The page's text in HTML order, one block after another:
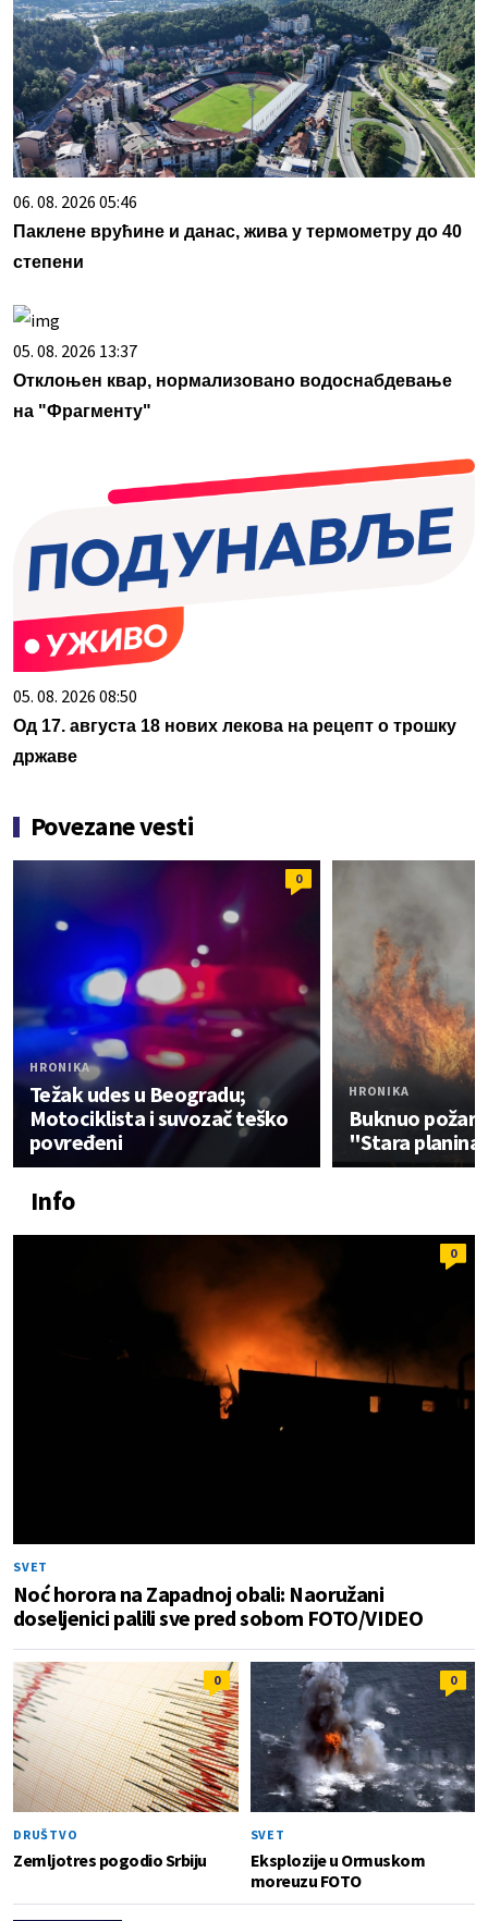
06. 08. 2026 05:46
Паклене врућине и данас, жива у термометру до 40
степени
05. 08. 2026 13:37
Отклоњен квар, нормализовано водоснабдевање
на "Фрагменту"
05. 08. 2026 08:50
Од 17. августа 18 нових лекова на рецепт о трошку
државе
Povezane vesti
0
HRONIKA
Težak udes u Beogradu;
Motociklista i suvozač teško
povređeni
HRONIKA
Buknuo požar
"Stara
Info
0
SVET
Noć horora na Zapadnoj obali: Naoružani
doseljenici palili sve pred sobom FOTO/VIDEO
0
DRUŠTVO
Zemljotres pogodio Srbiju
0
SVET
Eksplozije u Ormuskom
moreuzu FOTO